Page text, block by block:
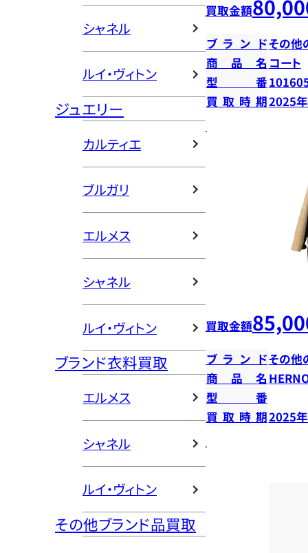
シャネル
ルイ・ヴィトン
ジュエリー
カルティエ
ブルガリ
エルメス
シャネル
ルイ・ヴィトン
ブランド衣料買取
エルメス
シャネル
ルイ・ヴィトン
その他ブランド品買取
買取金額
ブランドその他
商品名 コート
型番
買取時期2025
買取金額
ブランドその他
商品名
型番
買取時期2025